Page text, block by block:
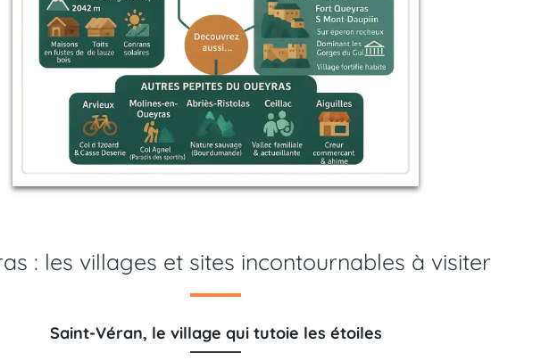
: les villages et sites incontournables à visiter
Saint-Véran, le village qui tutoie les étoiles